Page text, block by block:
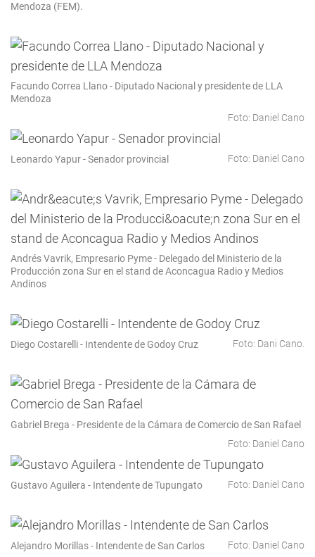
Mendoza (FEM).
Facundo Correa Llano - Diputado Nacional y presidente de LLA
Mendoza
Foto: Daniel Cano
Leonardo Yapur - Senador provincial Foto: Daniel Cano
Andrés Vavrik, Empresario Pyme - Delegado del Ministerio de la
Producción zona Sur en el stand de Aconcagua Radio y Medios
Andinos
Diego Costarelli - Intendente de Godoy Cruz Foto: Dani Cano.
Gabriel Brega - Presidente de la Cámara de Comercio de San Rafael
Foto: Daniel Cano
Gustavo Aguilera - Intendente de Tupungato Foto: Daniel Cano
Alejandro Morillas - Intendente de San Carlos Foto: Daniel Cano